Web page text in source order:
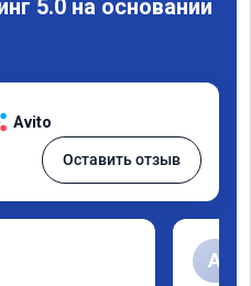
5.0 на основании
Avito
Оставить отзыв
А